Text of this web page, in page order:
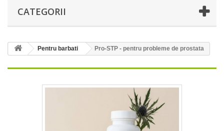
CATEGORII
Pentru barbati Pro-STP - pentru probleme de prostata